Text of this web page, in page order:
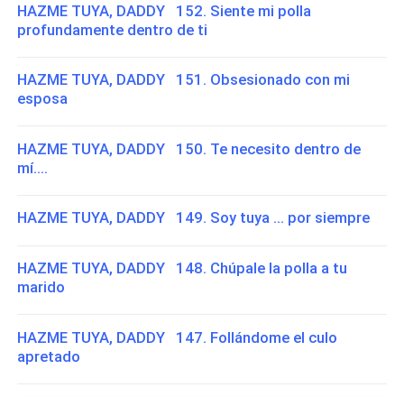
HAZME TUYA, DADDY 152. Siente mi polla
profundamente dentro de ti
HAZME TUYA, DADDY 151. Obsesionado con mi
esposa
HAZME TUYA, DADDY 150. Te necesito dentro de
mí....
HAZME TUYA, DADDY 149. Soy tuya ... por siempre
HAZME TUYA, DADDY 148. Chúpale la polla a tu
marido
HAZME TUYA, DADDY 147. Follándome el culo
apretado